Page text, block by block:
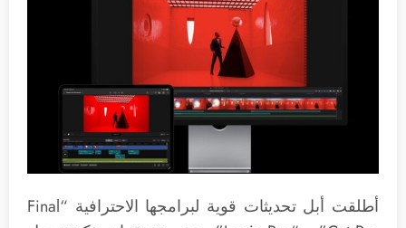
أطلقت أبل تحديثات قوية لبرامجها الاحترافية “Final